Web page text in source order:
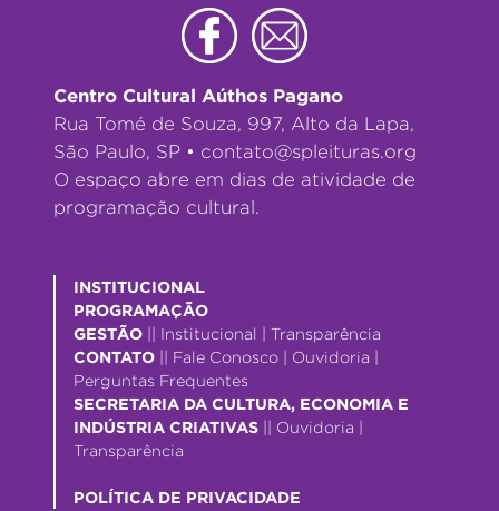
Centro Cultural Aúthos Pagano
Rua Tomé de Souza, 997, Alto da Lapa,
São Paulo, SP • contato@spleituras.org
O espaço abre em dias de atividade de
programação cultural.
INSTITUCIONAL
PROGRAMAÇÃO
GESTÃO
Institucional
Transparência
CONTATO
Fale Conosco Ouvidoria
Perguntas Frequentes
SECRETARIA DA CULTURA, ECONOMIA E
INDÚSTRIA CRIATIVAS
Ouvidoria
Transparência
POLÍTICA DE PRIVACIDADE